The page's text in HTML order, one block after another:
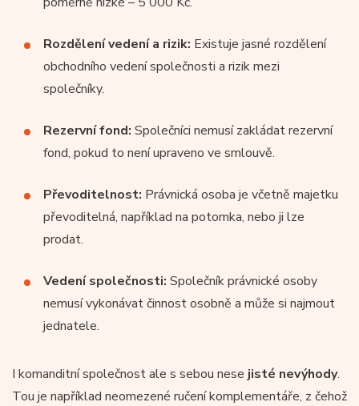
Rozdělení vedení a rizik: Existuje jasné rozdělení
obchodního vedení společnosti a rizik mezi
společníky.
Rezervní fond: Společníci nemusí zakládat rezervní
fond, pokud to není upraveno ve smlouvě.
Převoditelnost: Právnická osoba je včetně majetku
převoditelná, například na potomka, nebo ji lze
prodat.
Vedení společnosti: Společník právnické osoby
nemusí vykonávat činnost osobně a může si najmout
jednatele.
I komanditní společnost ale s sebou nese jisté nevýhody.
Tou je například neomezené ručení komplementáře, z čehož